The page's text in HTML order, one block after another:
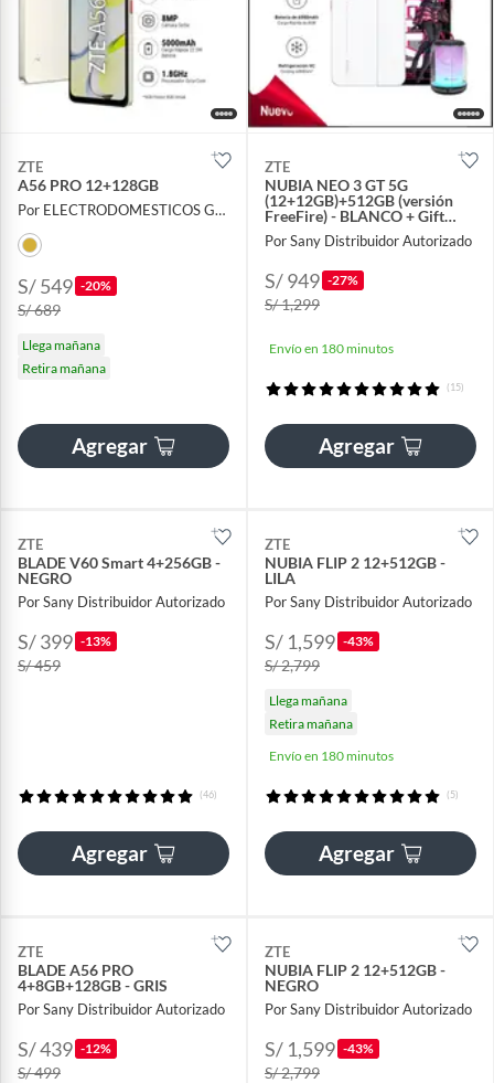
ZTE
A56 PRO 12+128GB
Por ELECTRODOMESTICOS GALEXA
S/ 549 -20%
S/ 689
Llega mañana
Retira mañana
Agregar
ZTE
NUBIA NEO 3 GT 5G
(12+12GB)+512GB (versión
FreeFire) - BLANCO + Gift
Speaker
Por Sany Distribuidor Autorizado
S/ 949 -27%
S/ 1,299
Envío en 180 minutos
(15)
Agregar
ZTE
BLADE V60 Smart 4+256GB -
NEGRO
Por Sany Distribuidor Autorizado
S/ 399 -13%
S/ 459
(46)
Agregar
ZTE
NUBIA FLIP 2 12+512GB -
LILA
Por Sany Distribuidor Autorizado
S/ 1,599 -43%
S/ 2,799
Llega mañana
Retira mañana
Envío en 180 minutos
(5)
Agregar
ZTE
BLADE A56 PRO
4+8GB+128GB - GRIS
Por Sany Distribuidor Autorizado
S/ 439 -12%
S/ 499
ZTE
NUBIA FLIP 2 12+512GB -
NEGRO
Por Sany Distribuidor Autorizado
S/ 1,599 -43%
S/ 2,799